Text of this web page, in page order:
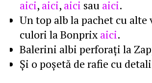
aici, aici, aici sau aici.
Un top alb la pachet cu alte
culori la Bonprixaici.
Balerini albi perforaţi la
Şi o poşetă de rafie cu